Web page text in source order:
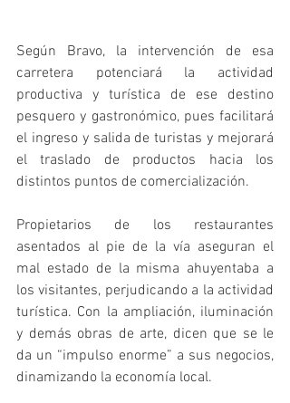
Según Bravo, la intervención de esa
carretera potenciará la actividad
productiva y turística de ese destino
pesquero y gastronómico, pues facilitará
el ingreso y salida de turistas y mejorará
el traslado de productos hacia los
distintos puntos de comercialización.
Propietarios de los restaurantes
asentados al pie de la vía aseguran el
mal estado de la misma ahuyentaba a
los visitantes, perjudicando a la actividad
turística. Con la ampliación, iluminación
y demás obras de arte, dicen que se le
da un “impulso enorme” a sus negocios,
dinamizando la economía local.